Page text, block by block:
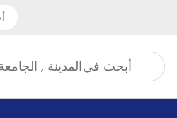
أبحث فيالمدينة ,